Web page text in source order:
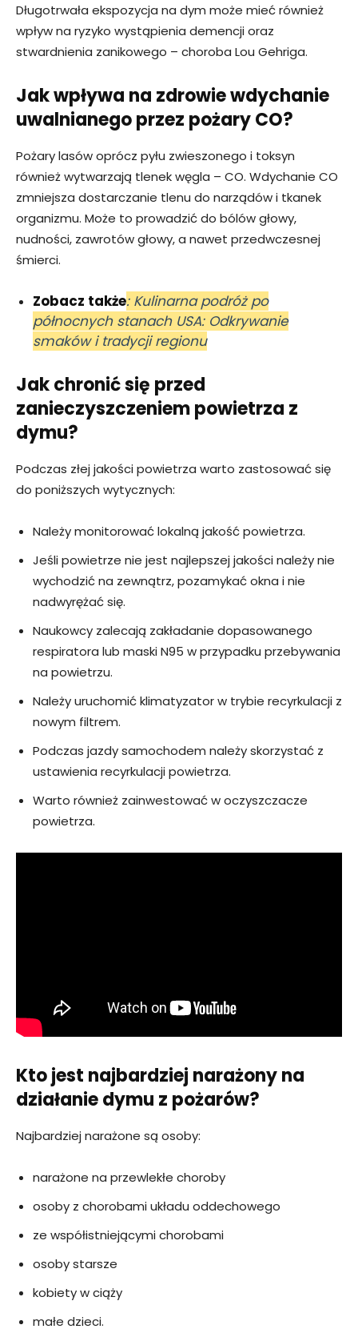
Długotrwała ekspozycja na dym może mieć również
wpływ na ryzyko wystąpienia demencji oraz
stwardnienia zanikowego – choroba Lou Gehriga.
Jak wpływa na zdrowie wdychanie
uwalnianego przez pożary CO?
Pożary lasów oprócz pyłu zwieszonego i toksyn
również wytwarzają tlenek węgla – CO. Wdychanie CO
zmniejsza dostarczanie tlenu do narządów i tkanek
organizmu. Może to prowadzić do bólów głowy,
nudności, zawrotów głowy, a nawet przedwczesnej
śmierci.
Zobacz także: Kulinarna podróż po
północnych stanach USA: Odkrywanie
smaków i tradycji regionu
Jak chronić się przed
zanieczyszczeniem powietrza z
dymu?
Podczas złej jakości powietrza warto zastosować się
do poniższych wytycznych:
Należy monitorować lokalną jakość powietrza.
Jeśli powietrze nie jest najlepszej jakości należy nie
wychodzić na zewnątrz, pozamykać okna i nie
nadwyrężać się.
Naukowcy zalecają zakładanie dopasowanego
respiratora lub maski N95 w przypadku przebywania
na powietrzu.
Należy uruchomić klimatyzator w trybie recyrkulacji z
nowym filtrem.
Podczas jazdy samochodem należy skorzystać z
ustawienia recyrkulacji powietrza.
Warto również zainwestować w oczyszczacze
powietrza.
Kto jest najbardziej narażony na
działanie dymu z pożarów?
Najbardziej narażone są osoby:
narażone na przewlekłe choroby
osoby z chorobami układu oddechowego
ze współistniejącymi chorobami
osoby starsze
kobiety w ciąży
małe dzieci.